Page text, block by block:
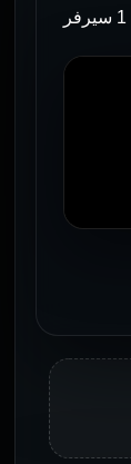
1 سيرفر